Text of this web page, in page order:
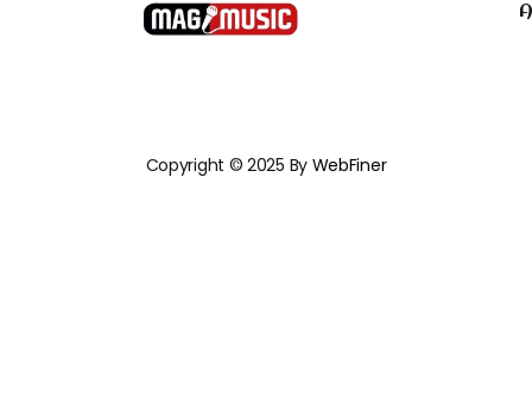
Copyright © 2025 By WebFiner